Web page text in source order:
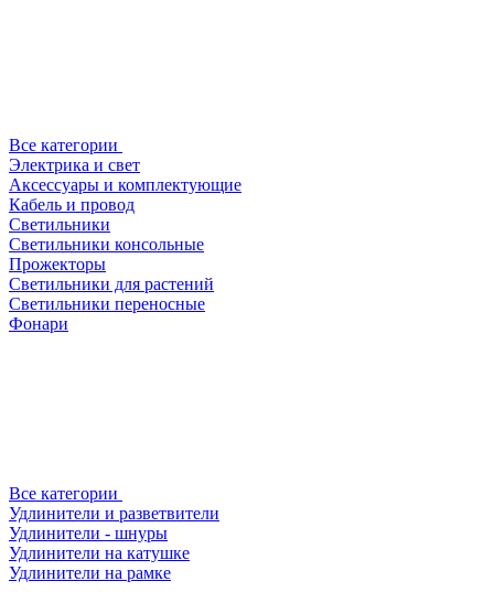
Все категории
Электрика и свет
Аксессуары и комплектующие
Кабель и провод
Светильники
Светильники консольные
Прожекторы
Светильники для растений
Светильники переносные
Фонари
Все категории
Удлинители и разветвители
Удлинители - шнуры
Удлинители на катушке
Удлинители на рамке